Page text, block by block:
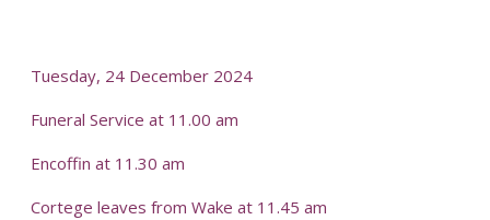
Tuesday, 24 December 2024
Funeral Service at 11.00 am
Encoffin at 11.30 am
Cortege leaves from Wake at 11.45 am